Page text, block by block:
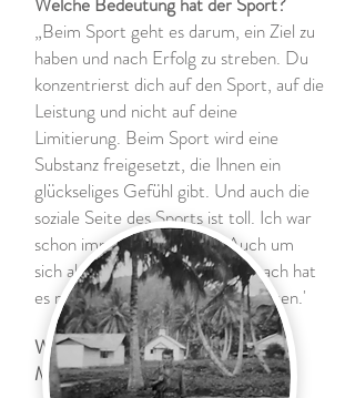
„Beim Sport geht es darum, ein Ziel zu
haben und nach Erfolg zu streben. Du
konzentrierst dich auf den Sport, auf die
Leistung und nicht auf deine
Limitierung. Beim Sport wird eine
Substanz freigesetzt, die Ihnen ein
glückseliges Gefühl gibt. Und auch die
soziale Seite des Sports ist toll. Ich war
schon immer ein Sportler. Auch um
sich als Soldat fit zu halten. Danach hat
es mich hauptsächlich durchgezogen.'
Welche Bedeutung haben Ihrer
Meinung nach die Invictus Games?